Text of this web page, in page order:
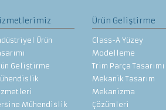
Ürün
Geliştirme
Mühendislik
Ürün Geliştirme
Class-A Yüzey
Modelleme
Trim Parça Tasarımı
Mekanik Tasarım
Mekanizma
Çözümleri